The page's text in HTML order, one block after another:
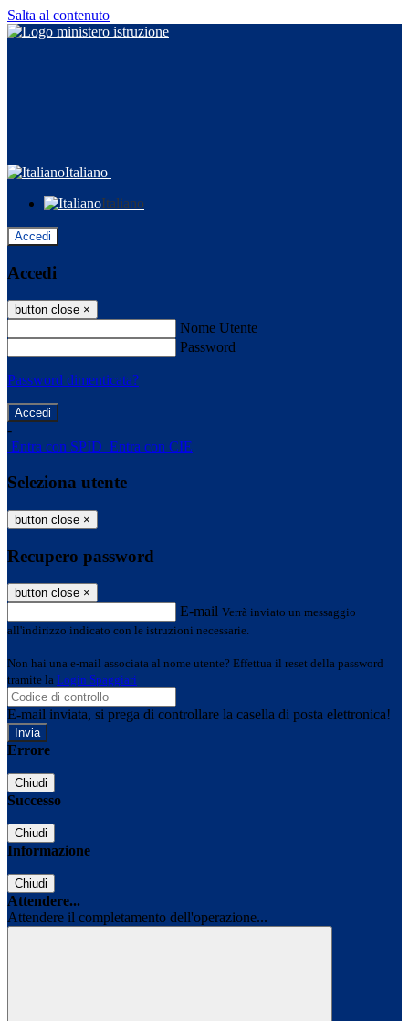
Salta al contenuto
Italiano
Italiano
Accedi
Accedi
button close ×
Nome Utente
Password
Password dimenticata?
-
Entra con SPID Entra con CIE
Seleziona utente
button close ×
Recupero password
button close ×
E-mail Verrà inviato un messaggio
all'indirizzo indicato con le istruzioni necessarie.
Non hai una e-mail associata al nome utente? Effettua il reset della password
tramite la Login Spaggiari
E-mail inviata, si prega di controllare la casella di posta elettronica!
Errore
Chiudi
Successo
Chiudi
Informazione
Chiudi
Attendere...
Attendere il completamento dell'operazione...